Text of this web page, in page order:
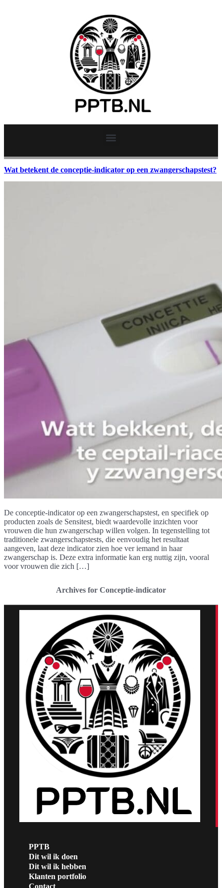
Wat betekent de conceptie-indicator op een zwangerschapstest?
De conceptie-indicator op een zwangerschapstest, en specifiek op
producten zoals de Sensitest, biedt waardevolle inzichten voor
vrouwen die hun zwangerschap willen volgen. In tegenstelling tot
traditionele zwangerschapstests, die eenvoudig het resultaat
aangeven, laat deze indicator zien hoe ver iemand in haar
zwangerschap is. Deze extra informatie kan erg nuttig zijn, vooral
voor vrouwen die zich […]
Archives for Conceptie-indicator
PPTB
Dit wil ik doen
Dit wil ik hebben
Klanten portfolio
Contact